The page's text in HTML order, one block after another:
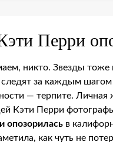
Перри
никто. Звезды
за каждым
— терпите.
Кэти Перри
опозорилась в
как чуть не